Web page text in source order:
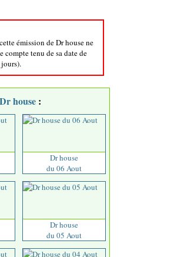
émission de Dr house ne
tenu de sa date de
Dr house :
Dr house
du 06 Aout
Dr house
du 05 Aout